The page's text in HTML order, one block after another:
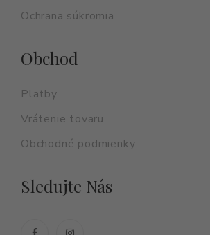
Ochrana súkromia
Obchod
Platby
Vrátenie tovaru
Obchodné podmienky
Sledujte Nás